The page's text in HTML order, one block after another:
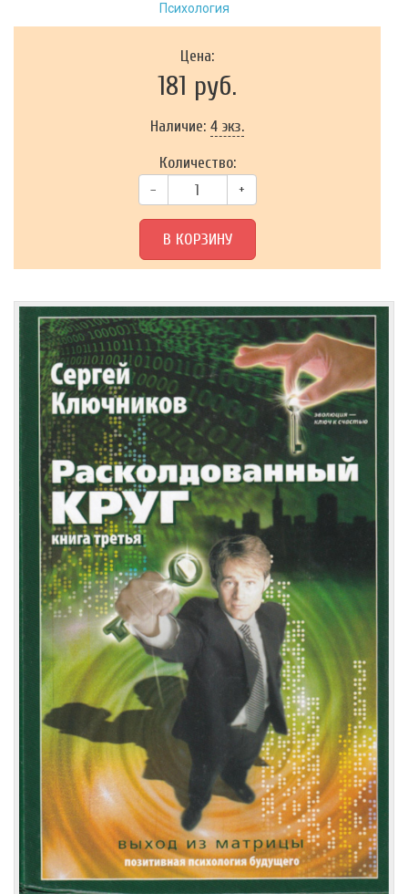
Психология
Цена:
181 руб.
Наличие: 4 экз.
Количество:
– +
В КОРЗИНУ